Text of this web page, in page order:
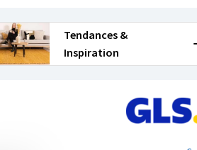
Tendances &
Inspiration